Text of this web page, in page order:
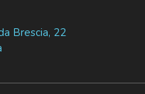
Brescia, 22